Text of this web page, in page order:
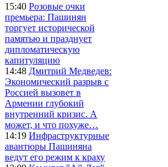
15:40 Розовые очки
премьера: Пашинян
торгует исторической
памятью и празднует
дипломатическую
капитуляцию
14:48 Дмитрий Медведев:
Экономический разрыв с
Россией вызовет в
Армении глубокий
внутренний кризис. А
может, и что похуже…
14:19 Инфраструктурные
авантюры Пашиняна
ведут его режим к краху